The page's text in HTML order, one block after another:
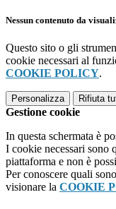
Nessun contenuto da
Questo sito o gli
cookie necessari al
COOKIE POLICY.
Personalizza Rifiuta
Gestione cookie
In questa schermata è
I cookie necessari sono
piattaforma e non è
Per conoscere quali
visionare la COOKIE